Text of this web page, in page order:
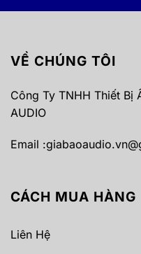
VỀ CHÚNG TÔI
Công Ty TNHH Thiết Bị
AUDIO
Email :
CÁCH MUA HÀNG
Liên Hệ